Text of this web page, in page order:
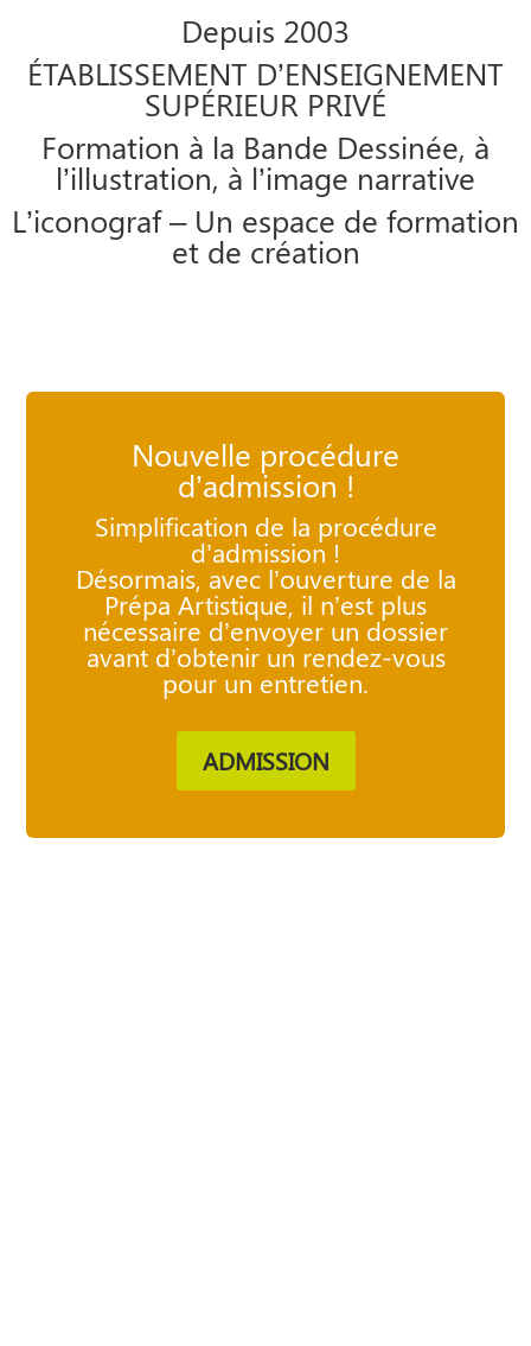
Depuis 2003
ÉTABLISSEMENT D’ENSEIGNEMENT
SUPÉRIEUR PRIVÉ
Formation à la Bande Dessinée, à
l’illustration, à l’image narrative
L’iconograf – Un espace de formation
et de création
Nouvelle procédure
d’admission !
Simplification de la procédure
d’admission !
Désormais, avec l’ouverture de la
Prépa Artistique, il n’est plus
nécessaire d’envoyer un dossier
avant d’obtenir un rendez-vous
pour un entretien.
ADMISSION